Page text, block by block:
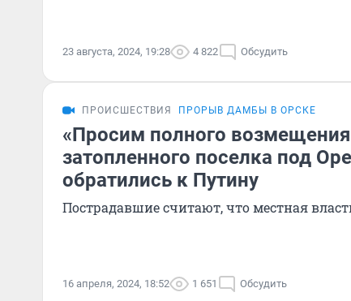
23 августа, 2024, 19:28 4 822 Обсудить
ПРОИСШЕСТВИЯ ПРОРЫВ ДАМБЫ В ОРСКЕ
«Просим полного
затопленного поселка под
обратились к Путину
Пострадавшие считают, что местная
16 апреля, 2024, 18:52 1 651 Обсудить